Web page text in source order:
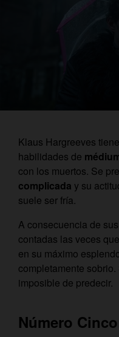
Klaus Hargreeves
habilidades de
con los muertos. Se
complicada y su
suele ser fría.
A consecuencia de
contadas las veces
en su máximo
completamente
imposible de predecir.
Número